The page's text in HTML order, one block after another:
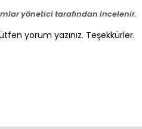
yönetici tarafından incelenir.
yorum yazınız. Teşekkürler.